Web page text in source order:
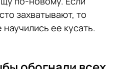
захватывают, то
ее кусать.